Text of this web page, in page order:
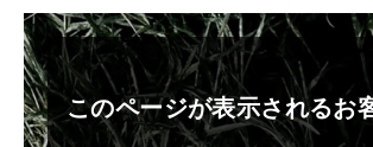
このページが表示されるお